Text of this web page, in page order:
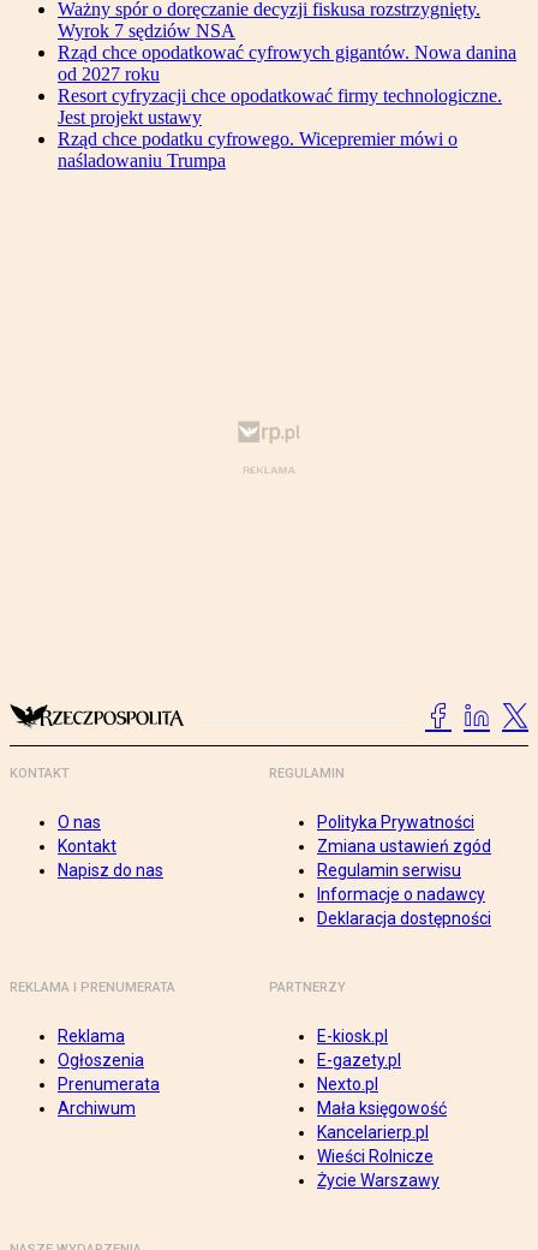
Ważny spór o doręczanie decyzji fiskusa rozstrzygnięty.
Wyrok 7 sędziów NSA
Rząd chce opodatkować cyfrowych gigantów. Nowa danina
od 2027 roku
Resort cyfryzacji chce opodatkować firmy technologiczne.
Jest projekt ustawy
Rząd chce podatku cyfrowego. Wicepremier mówi o
naśladowaniu Trumpa
KONTAKT
O nas
Kontakt
Napisz do nas
REGULAMIN
Polityka Prywatności
Zmiana ustawień zgód
Regulamin serwisu
Informacje o nadawcy
Deklaracja dostępności
REKLAMA I PRENUMERATA
Reklama
Ogłoszenia
Prenumerata
Archiwum
PARTNERZY
E-kiosk.pl
E-gazety.pl
Nexto.pl
Mała księgowość
Kancelarierp.pl
Wieści Rolnicze
Życie Warszawy